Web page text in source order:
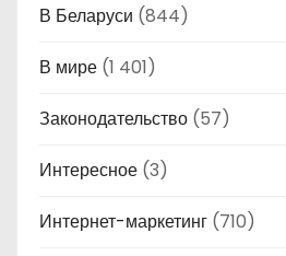
В Беларуси (844)
В мире (1 401)
Законодательство (57)
Интересное (3)
Интернет-маркетинг (710)